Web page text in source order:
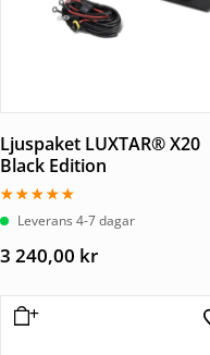
Ljuspaket LUXTAR® X20
Black Edition
Betygsatt
5.00Leverans 4-7 dagar
3 240,00 kr